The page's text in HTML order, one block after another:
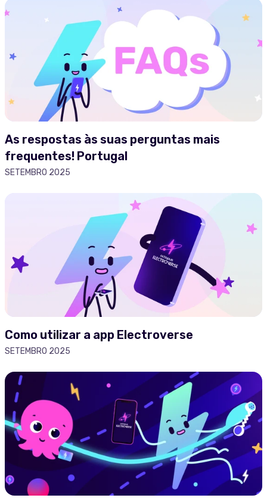
As respostas às suas perguntas mais
frequentes! Portugal
SETEMBRO 2025
Como utilizar a app Electroverse
SETEMBRO 2025